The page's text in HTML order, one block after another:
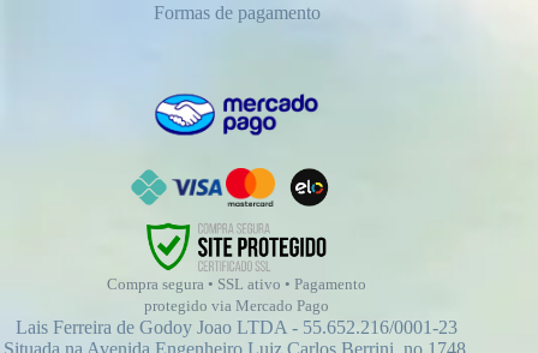
Formas de pagamento
Compra segura • SSL ativo • Pagamento
protegido via Mercado Pago
Lais Ferreira de Godoy Joao LTDA - 55.652.216/0001-23
Situada na Avenida Engenheiro Luiz Carlos Berrini, no 1748,